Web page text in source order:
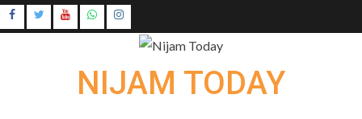
Skip
to
Instagram
NIJAM TODAY